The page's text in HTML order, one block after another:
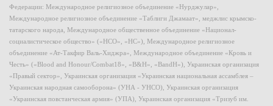
Федерации: Международное религиозное объединение «Нурджулар»,
Международное религиозное объединение «Таблиги Джамаат», меджлис крымско-
татарского народа, Международное общественное объединение «Национал-
социалистическое общество» («НСО», «НС»), Международное религиозное
объединение «Ат-Такфир Валь-Хиджра», Международное объединение «Кровь и
Честь» («Blood and Honour/Combat18», «B&H», «BandH»), Украинская организация
«Правый сектор», Украинская организация «Украинская национальная ассамблея –
Украинская народная самооборона» (УНА - УНСО), Украинская организация
«Украинская повстанческая армия» (УПА), Украинская организация «Тризуб им.